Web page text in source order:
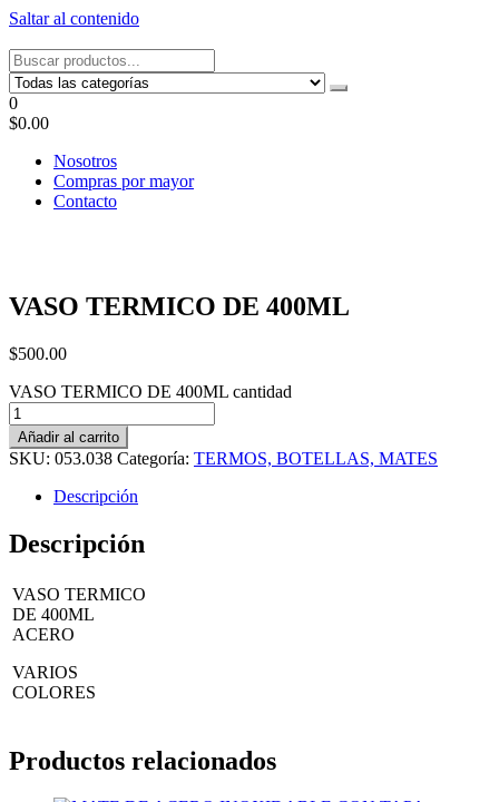
Saltar al contenido
Tel: 22087679 – Cel: 097 822122 – Joaquín Requena 2459
0
$0.00
Nosotros
Compras por mayor
Contacto
VASO TERMICO DE 400ML
$500.00
VASO TERMICO DE 400ML cantidad
Añadir al carrito
SKU: 053.038 Categoría: TERMOS, BOTELLAS, MATES
Descripción
Descripción
VASO TERMICO
DE 400ML
ACERO
VARIOS
COLORES
Productos relacionados